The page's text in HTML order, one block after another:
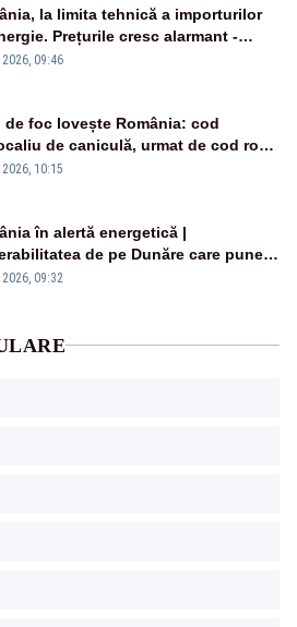
la limita tehnică a importurilor
Prețurile cresc alarmant -
Realitatea Plus
09:46
de foc lovește România: cod
de caniculă, urmat de cod roșu
Temperaturile urcă spre 40°C
10:15
în alertă energetică |
de pe Dunăre care pune
Centrala Cernavodă era
09:32